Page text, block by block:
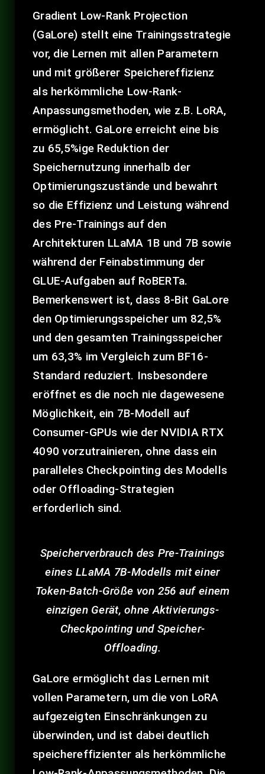
Gradient Low-Rank Projection
(GaLore) stellt eine Trainingsstrategie
vor, die Lernen mit allen Parametern
und mit größerer Speichereffizienz
als herkömmliche Low-Rank-
Anpassungsmethoden, wie z.B. LoRA,
ermöglicht. GaLore erreicht eine bis
zu 65,5%ige Reduktion der
Speichernutzung innerhalb der
Optimierungszustände und bewahrt
so die Effizienz und Leistung während
des Pre-Trainings auf den
Architekturen LLaMA 1B und 7B sowie
während der Feinabstimmung der
GLUE-Aufgaben auf RoBERTa.
Bemerkenswert ist, dass 8-Bit GaLore
den Optimierungsspeicher um 82,5%
und den gesamten Trainingsspeicher
um 63,3% im Vergleich zum BF16-
Standard reduziert. Insbesondere
eröffnet es die noch nie dagewesene
Möglichkeit, ein 7B-Modell auf
Consumer-GPUs wie der NVIDIA RTX
4090 vorzutrainieren, ohne dass ein
paralleles Checkpointing des Modells
oder Offloading-Strategien
erforderlich sind.
Speicherverbrauch des Pre-Trainings
eines LLaMA 7B-Modells mit einer
Token-Batch-Größe von 256 auf einem
einzigen Gerät, ohne Aktivierungs-
Checkpointing und Speicher-
Offloading.
GaLore ermöglicht das Lernen mit
vollen Parametern, um die von LoRA
aufgezeigten Einschränkungen zu
überwinden, und ist dabei deutlich
speichereffizienter als herkömmliche